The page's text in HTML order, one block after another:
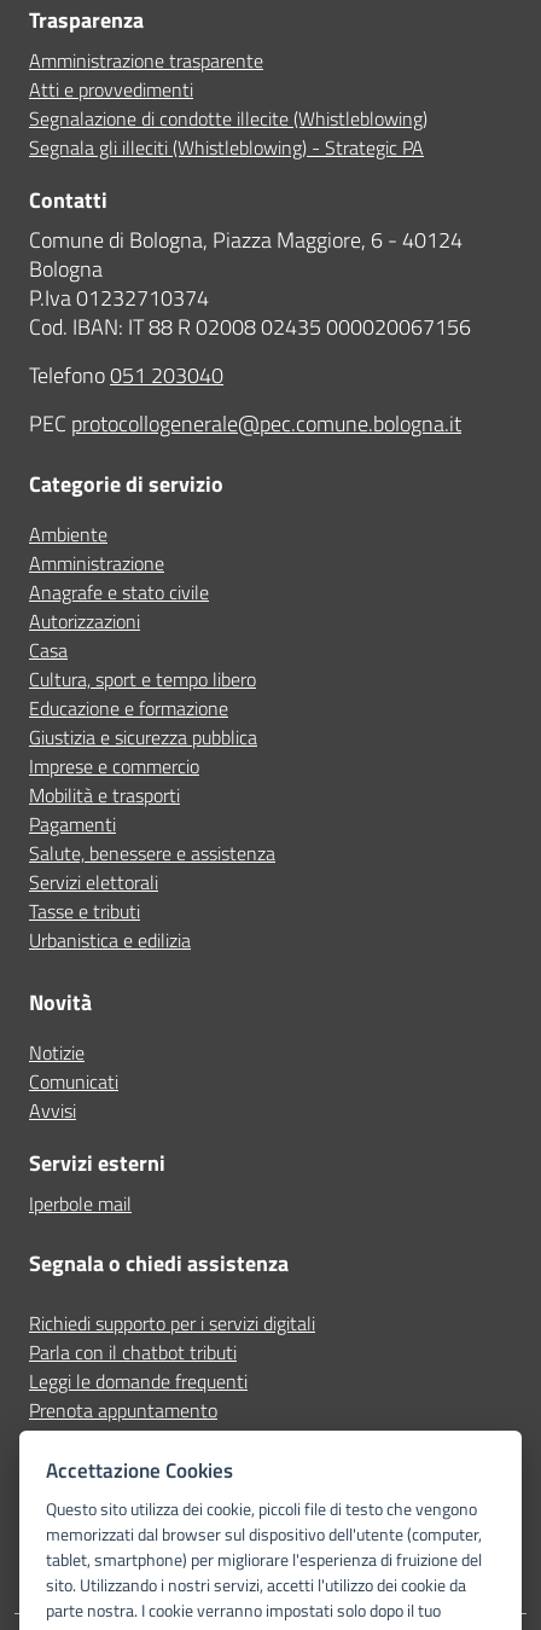
Trasparenza
Amministrazione trasparente
Atti e provvedimenti
Segnalazione di condotte illecite (Whistleblowing)
Segnala gli illeciti (Whistleblowing) - Strategic PA
Contatti
Comune di Bologna, Piazza Maggiore, 6 - 40124
Bologna
P.Iva 01232710374
Cod. IBAN: IT 88 R 02008 02435 000020067156
Telefono051 203040
PEC protocollogenerale@pec.comune.bologna.it
Categorie di servizio
Ambiente
Amministrazione
Anagrafe e stato civile
Autorizzazioni
Casa
Cultura, sport e tempo libero
Educazione e formazione
Giustizia e sicurezza pubblica
Imprese e commercio
Mobilità e trasporti
Pagamenti
Salute, benessere e assistenza
Servizi elettorali
Tasse e tributi
Urbanistica e edilizia
Novità
Notizie
Comunicati
Avvisi
Servizi esterni
Iperbole mail
Segnala o chiedi assistenza
Richiedi supporto per i servizi digitali
Parla con il chatbot tributi
Leggi le domande frequenti
Prenota appuntamento
Segnala disservizio
Seguici su
Accettazione Cookies
Questo sito utilizza dei cookie, piccoli file di testo che vengono
memorizzati dal browser sul dispositivo dell'utente (computer,
tablet, smartphone) per migliorare l'esperienza di fruizione del
sito. Utilizzando i nostri servizi, accetti l'utilizzo dei cookie da
parte nostra. I cookie verranno impostati solo dopo il tuo